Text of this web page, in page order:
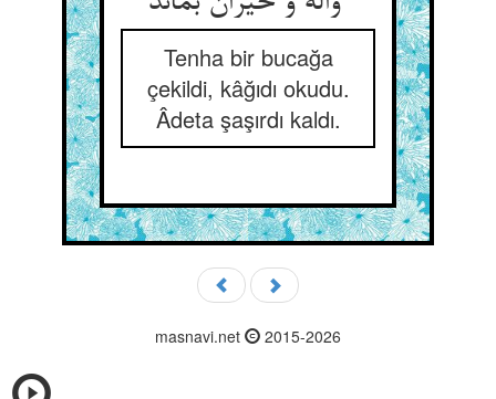
Tenha bir bucağa
çekildi, kâğıdı okudu.
Âdeta şaşırdı kaldı.
masnavi.net 2015-2026